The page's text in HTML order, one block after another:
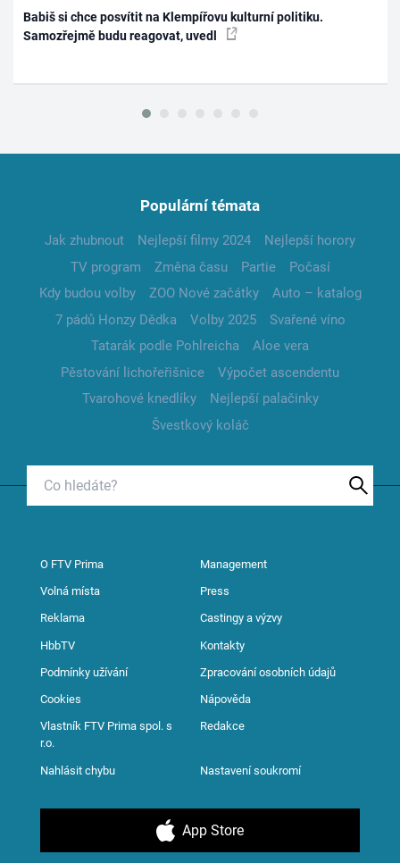
Babiš si chce posvítit na Klempířovu kulturní politiku.
Samozřejmě budu reagovat, uvedl
Populární témata
Jak zhubnout Nejlepší filmy 2024
Nejlepší horory
TV program
Změna času Partie
Počasí
Kdy budou volby
ZOO Nové začátky
Auto – katalog
7 pádů Honzy Dědka
Volby 2025
Svařené víno
Tatarák podle Pohlreicha
Aloe vera
Pěstování lichořeřišnice
Výpočet ascendentu
Tvarohové knedlíky
Nejlepší palačinky
Švestkový koláč
O FTV Prima Management
Volná místa Press
Reklama Castingy a výzvy
HbbTV Kontakty
Podmínky užívání Zpracování osobních údajů
Cookies Nápověda
Vlastník FTV Prima spol. s
r.o.
Redakce
Nahlásit chybu Nastavení soukromí
App Store